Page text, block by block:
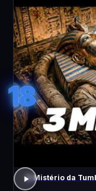
18
O Mistério da